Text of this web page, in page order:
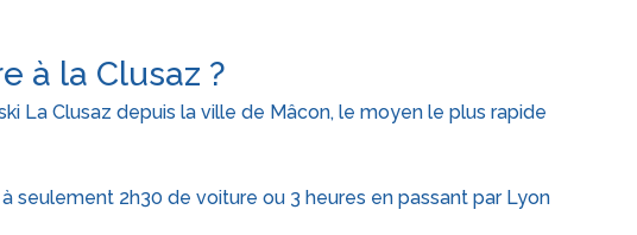
à la Clusaz ?
La Clusaz depuis la ville de Mâcon, le moyen le plus rapide
seulement 2h30 de voiture ou 3 heures en passant par Lyon